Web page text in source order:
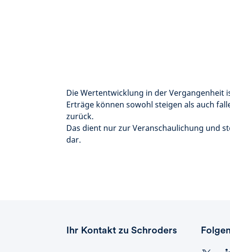
Die Wertentwicklung in der Vergangenheit
Erträge können sowohl steigen als auch
zurück.
Das dient nur zur Veranschaulichung und
dar.
Ihr Kontakt zu Schroders